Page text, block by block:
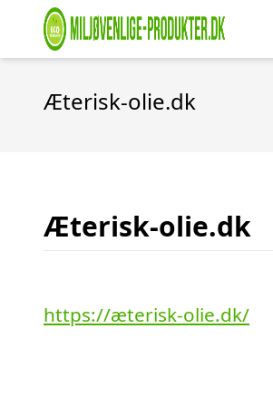
Æterisk-olie.dk
Æterisk-olie.dk
https://æterisk-olie.dk/